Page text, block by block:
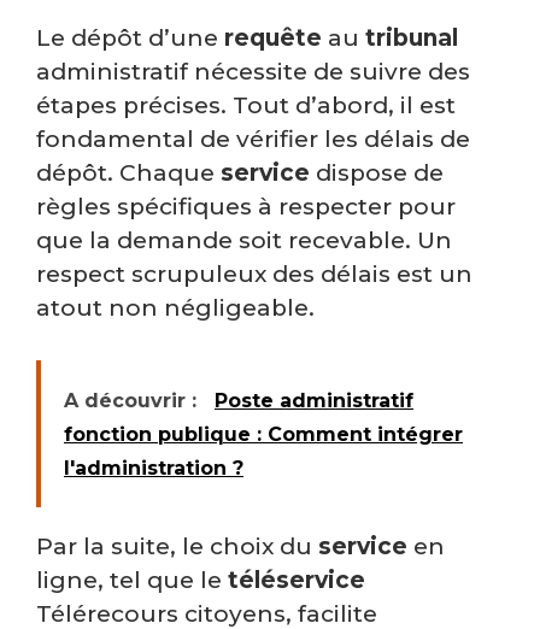
Le dépôt d’une requête au tribunal
administratif nécessite de suivre des
étapes précises. Tout d’abord, il est
fondamental de vérifier les délais de
dépôt. Chaque service dispose de
règles spécifiques à respecter pour
que la demande soit recevable. Un
respect scrupuleux des délais est un
atout non négligeable.
A découvrir :
Poste administratif
fonction publique : Comment intégrer
l'administration ?
Par la suite, le choix du service en
ligne, tel que le téléservice
Télérecours citoyens, facilite